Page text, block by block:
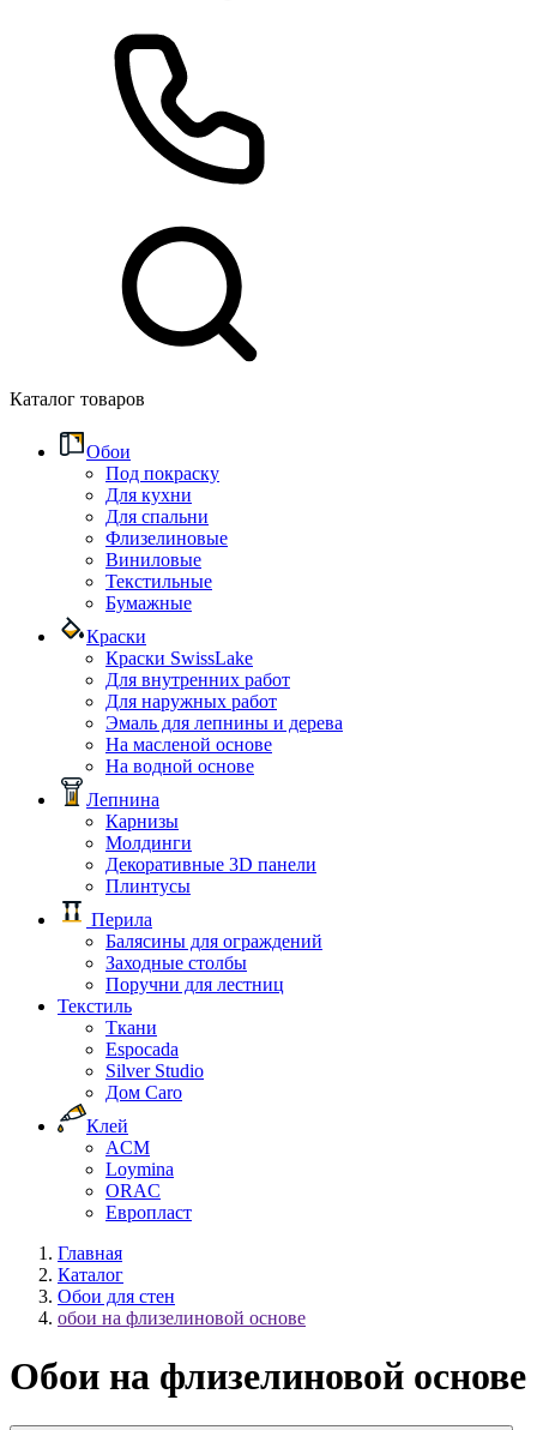
Каталог товаров
Обои
Под покраску
Для кухни
Для спальни
Флизелиновые
Виниловые
Текстильные
Бумажные
Краски
Краски SwissLake
Для внутренних работ
Для наружных работ
Эмаль для лепнины и дерева
На масленой основе
На водной основе
Лепнина
Карнизы
Молдинги
Декоративные 3D панели
Плинтусы
Перила
Балясины для ограждений
Заходные столбы
Поручни для лестниц
Текстиль
Ткани
Espocada
Silver Studio
Дом Caro
Клей
ACM
Loymina
ORAC
Европласт
Главная
Каталог
Обои для стен
обои на флизелиновой основе
Обои на флизелиновой основе